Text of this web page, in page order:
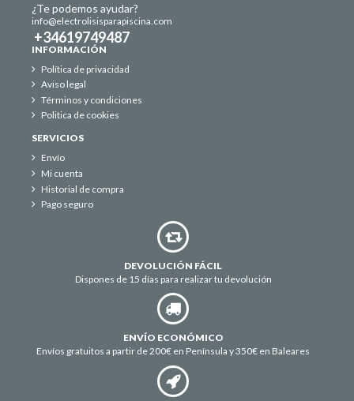
¿Te podemos ayudar?
info@electrolisisparapiscina.com
+34619749487
INFORMACIÓN
Política de privacidad
Aviso legal
Términos y condiciones
Politica de cookies
SERVICIOS
Envío
Mi cuenta
Historial de compra
Pago seguro
DEVOLUCIÓN FÁCIL
Dispones de 15 días para realizar tu devolución
ENVÍO ECONÓMICO
Envíos gratuitos a partir de 200€ en Península y 350€ en Baleares